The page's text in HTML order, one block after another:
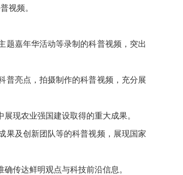
视频。
题嘉年华活动等录制的科普视频，突出
普亮点，拍摄制作的科普视频，充分展
现农业强国建设取得的重大成果。
果及创新团队等的科普视频，展现国家
传达鲜明观点与科技前沿信息。